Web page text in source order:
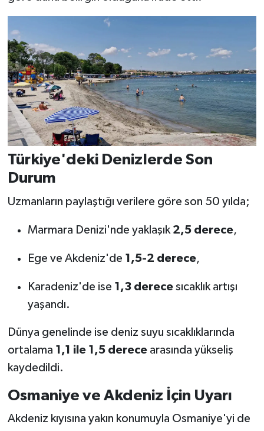
Türkiye'deki Denizlerde Son
Durum
Uzmanların paylaştığı verilere göre son 50 yılda;
Marmara Denizi'nde yaklaşık 2,5 derece,
Ege ve Akdeniz'de 1,5-2 derece,
Karadeniz'de ise 1,3 derecesıcaklık artışı
yaşandı.
Dünya genelinde ise deniz suyu sıcaklıklarında
ortalama 1,1 ile 1,5 derecearasında yükseliş
kaydedildi.
Osmaniye ve Akdeniz İçin Uyarı
Akdeniz kıyısına yakın konumuyla Osmaniye'yi de